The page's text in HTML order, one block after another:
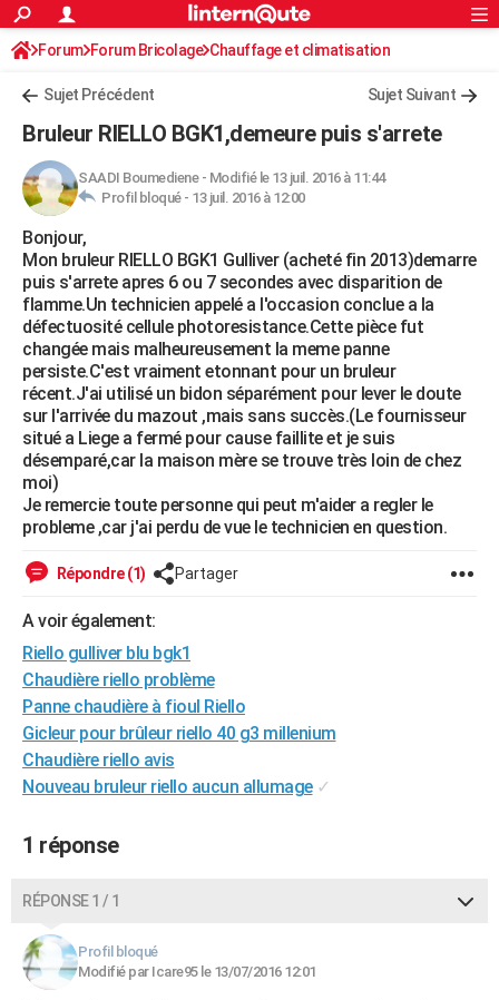
ACTUALITÉS
Politique
Société
Faits Divers
Education
Monde
Villes
+
FINANCE
Retraite
Impôts
Epargne
Immobilier
Risques naturels par ville
Banque
Assurance
Crédit
AUTO
Essais
Réserver un essai
Citadines
Berlines
SUV
Forum auto
+HIGH-TECH
Mobiles
Meilleur smartphone
Internet
Ordinateurs
Jeux vidéo
Guide high-tech
+BRICOLAGE
Forum
Aménagement intérieur
Extérieur
Cuisine
Salle de bains
Jardinage
Rangement
WEEK-END
Guides de France
Escapades
Patrimoine
Expositions
Musées
Week-end nature
+LIFESTYLE
Art de vivre
Bien-être
Loisirs
ModeModes de vie
SANTE
Alimentation
Guide de la santé
Maladies
Médicaments
Sommeil
VOYAGE
Destinations
City break
Voyage nature
Voyage de noces
Forum
Climat
+PHOTO
GUIDES D'ACHAT
BONS PLANS
CARTE DE VOEUX
Carte de Noël
Carte Bonne année
Carte Saint-Valentin
Carte Pâques
Carte d'anniversaire
DICTIONNAIRE
Dictionnaire
Biographies
Citations
Expressions
Proverbes
PROGRAMME TV
COPAINS D'AVANT
S'inscrire
Se connecter
Lycées
Collèges
Primaires
Universités
Entreprises
Service militaire
Avis de recherche
AVIS DE DÉCÈS
Rechercher
S'inscrire
Connexion
Forum Forum Bricolage Chauffage et climatisation
Sujet Précédent Sujet Suivant
Bruleur RIELLO BGK1,demeure puis s'arrete
SAADI Boumediene- Modifié le 13 juil. 2016 à 11:44
Profil bloqué - 13 juil. 2016 à 12:00
Bonjour,
Mon bruleur RIELLO BGK1 Gulliver (acheté fin 2013)demarre
puis s'arrete apres 6 ou 7 secondes avec disparition de
flamme.Un technicien appelé a l'occasion conclue a la
défectuosité cellule photoresistance.Cette pièce fut
changée mais malheureusement la meme panne
persiste.C'est vraiment etonnant pour un bruleur
récent.J'ai utilisé un bidon séparément pour lever le doute
sur l'arrivée du mazout ,mais sans succès.(Le fournisseur
situé a Liege a fermé pour cause faillite et je suis
désemparé,car la maison mère se trouve très loin de chez
moi)
Je remercie toute personne qui peut m'aider a regler le
probleme ,car j'ai perdu de vue le technicien en question.
Répondre (1) Partager
A voir également:
Riello gulliver blu bgk1
Chaudière riello problème
Panne chaudière à fioul Riello
Gicleur pour brûleur riello 40 g3 millenium
Chaudière riello avis
Nouveau bruleur riello aucun allumage ✓
1 réponse
RÉPONSE 1 / 1
Profil bloqué
Modifié par Icare95 le 13/07/2016 12:01